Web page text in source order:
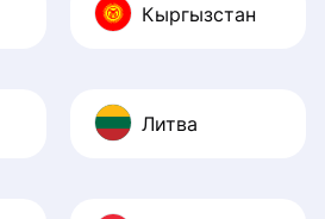
Кыргызстан
Литва